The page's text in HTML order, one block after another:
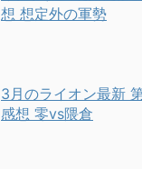
想 想定外の軍勢
3月のライオン最新
感想 零vs隈倉